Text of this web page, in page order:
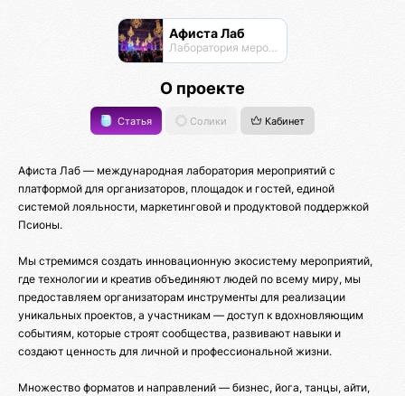
Афиста Лаб
Лаборатория мероприятий
О проекте
Статья Солики Кабинет
Афиста Лаб — международная лаборатория мероприятий с
платформой для организаторов, площадок и гостей, единой
системой лояльности, маркетинговой и продуктовой поддержкой
Псионы.
Мы стремимся создать инновационную экосистему мероприятий,
где технологии и креатив объединяют людей по всему миру, мы
предоставляем организаторам инструменты для реализации
уникальных проектов, а участникам — доступ к вдохновляющим
событиям, которые строят сообщества, развивают навыки и
создают ценность для личной и профессиональной жизни.
Множество форматов и направлений — бизнес, йога, танцы, айти,